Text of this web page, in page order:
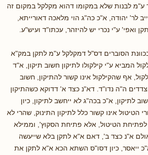
ע"מ לבנות שלא במקומו דהוא מקלקל במקום זה
לר' יהודה, א"כ כה"ג הוי מלאכה דאורייתא,
ואפי' ע"י נכרי יש להיזהר, עכתו"ד ועיש"ע.
הסוברים דס"ל דמקלקל ע"מ לתקן במק"א
המביא ע"י קילקולו לתיקון חשוב תיקון, א"ד
אף שהקילקול אינו קשור להתיקון, חשוב
ה"ה נדו"ד. דא"נ כצד א' דדוקא כשהתיקון
לתיקון, א"כ בכה"ג לא ייחשב לתיקון, כיון
הטיטול אינו קשור כלל לתיקון התינוק, שהרי לא
לפתיחת הטיטול, אלא פתיחת הסקוץ', וממילא
א"נ כצד ב', דאם א"א לתקן בלא שייעשה
ייאסר, כיון דסו"ס השתא הכא א"א לתקן את